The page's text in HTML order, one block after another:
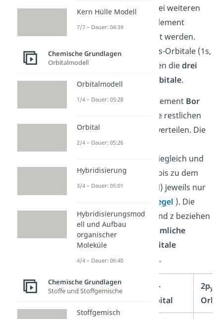
Damit können die zwei weiteren
Elektronen bis zum Element
(Be) verteilt werden.
Nachdem die beiden s-Orbitale (1s,
2s) besetzt sind, folgen diedrei
hantelförmigen p-Orbitale.
Sie werden ab dem Element Bor
(B) verwendet, um die restlichen
sechs Elektronen zu verteilen. Die
drei 2p-Orbitale sind
untereinander energiegleich und
du besetzt sie daher bis zu dem
ElementStickstoff
(N) jeweils nur
Hundsche Regel ). Die
Bezeichnungen x, y und z beziehen
sich dabei auf die
räumliche
Ausrichtung der Orbitale
(Koordinatenachsen).
Element
-
Orbital
2py
Kern Hülle Modell
7/7 – Dauer: 04:39
Chemische Grundlagen
Orbitalmodell
Orbitalmodell
1/4 – Dauer: 05:28
Orbital
2/4 – Dauer: 05:26
Hybridisierung
3/4 – Dauer: 05:01
Hybridisierungsmod
ell und Aufbau
organischer
Moleküle
4/4 – Dauer: 06:40
Chemische Grundlagen
Stoffe und Stoffgemische
Stoffgemisch